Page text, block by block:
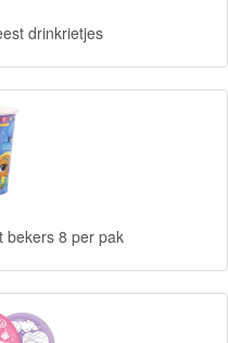
drinkrietjes
bekers 8 per pak